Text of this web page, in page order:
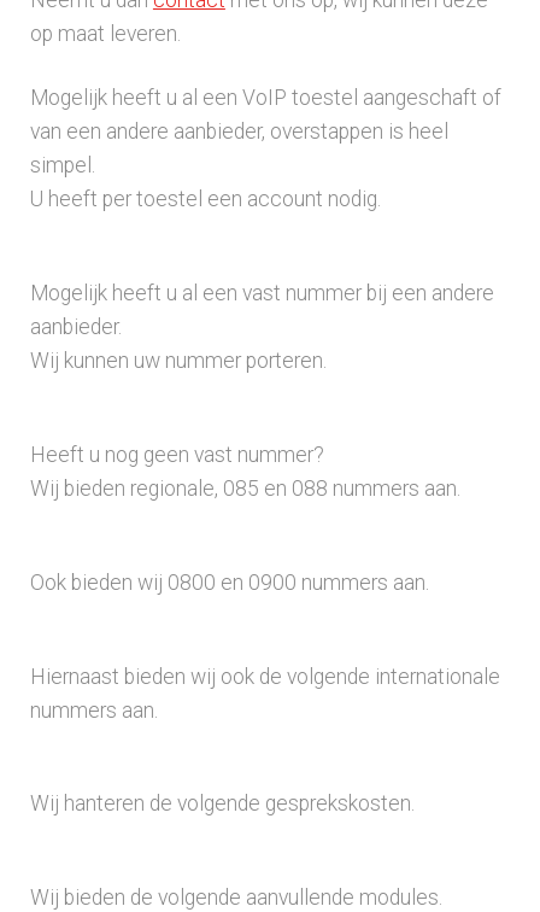
op maat leveren.
Mogelijk heeft u al een VoIP toestel aangeschaft of
van een andere aanbieder, overstappen is heel
simpel.
U heeft per toestel een account nodig.
Mogelijk heeft u al een vast nummer bij een andere
aanbieder.
Wij kunnen uw nummer porteren.
Heeft u nog geen vast nummer?
Wij bieden regionale, 085 en 088 nummers aan.
Ook bieden wij 0800 en 0900 nummers aan.
Hiernaast bieden wij ook de volgende internationale
nummers aan.
Wij hanteren de volgende gesprekskosten.
Wij bieden de volgende aanvullende modules.